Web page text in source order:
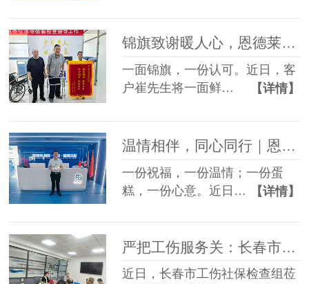
锦旗致谢暖人心，恩德莱匠心助客户康复前行
一面锦旗，一份认可。近日，客
户崔先生将一面鲜…
【详情】
温情相伴，同心同行｜恩德莱暖心员工生日会，定格美好时光
一份祝福，一份温情；一份蛋
糕，一份心意。近日…
【详情】
严把工伤服务关：长春市社保检查组赴恩德莱爱心店督导档案工作
近日，长春市工伤社保检查组莅